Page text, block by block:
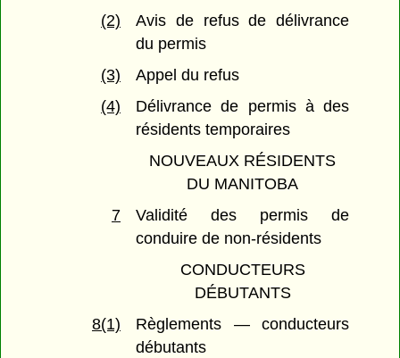
(2)
Avis de refus de délivrance
du permis
(3)
Appel du refus
(4)
Délivrance de permis à des
résidents temporaires
NOUVEAUX RÉSIDENTS
DU MANITOBA
7
Validité des permis de
conduire de non-résidents
CONDUCTEURS
DÉBUTANTS
8(1)
Règlements — conducteurs
débutants